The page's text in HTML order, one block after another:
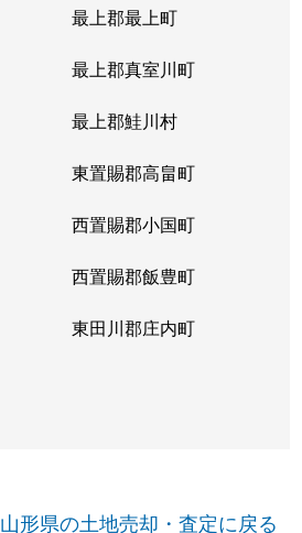
最上郡最上町
最上郡真室川町
最上郡鮭川村
東置賜郡高畠町
西置賜郡小国町
西置賜郡飯豊町
東田川郡庄内町
山形県の土地売却・査定に戻る